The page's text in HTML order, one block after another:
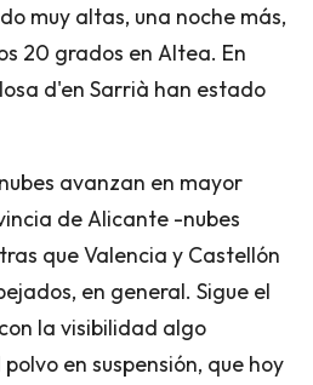
muy altas, una noche más,
20 grados en Altea. En
d'en Sarrià han estado
avanzan en mayor
de Alicante -nubes
que Valencia y Castellón
en general. Sigue el
la visibilidad algo
en suspensión, que hoy